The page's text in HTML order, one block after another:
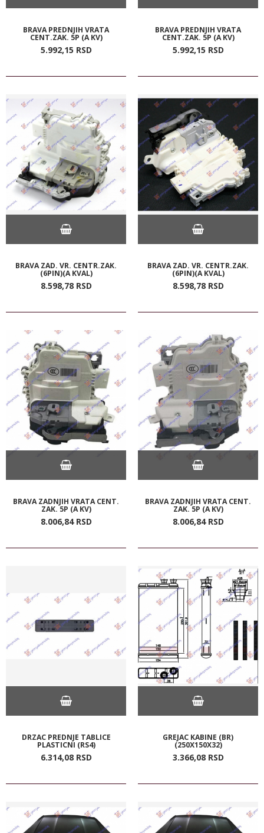
BRAVA PREDNJIH VRATA
CENT.ZAK. 5P (A KV)
5.992,15 RSD
BRAVA PREDNJIH VRATA
CENT.ZAK. 5P (A KV)
5.992,15 RSD
BRAVA ZAD. VR. CENTR.ZAK.
(6PIN)(A KVAL)
8.598,78 RSD
BRAVA ZAD. VR. CENTR.ZAK.
(6PIN)(A KVAL)
8.598,78 RSD
BRAVA ZADNJIH VRATA CENT.
ZAK. 5P (A KV)
8.006,84 RSD
BRAVA ZADNJIH VRATA CENT.
ZAK. 5P (A KV)
8.006,84 RSD
DRZAC PREDNJE TABLICE
PLASTICNI (RS4)
6.314,08 RSD
GREJAC KABINE (BR)
(250X150X32)
3.366,08 RSD